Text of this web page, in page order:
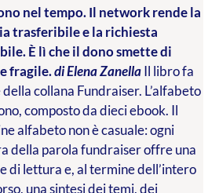
nel tempo. Il network rende la
trasferibile e la richiesta
È lì che il dono smette di
fragile.di Elena ZanellaIl libro fa
collana Fundraiser. L’alfabeto
composto da dieci ebook. Il
alfabeto non è casuale: ogni
della parola fundraiser offre una
di lettura e, al termine dell’intero
una sintesi dei temi, dei